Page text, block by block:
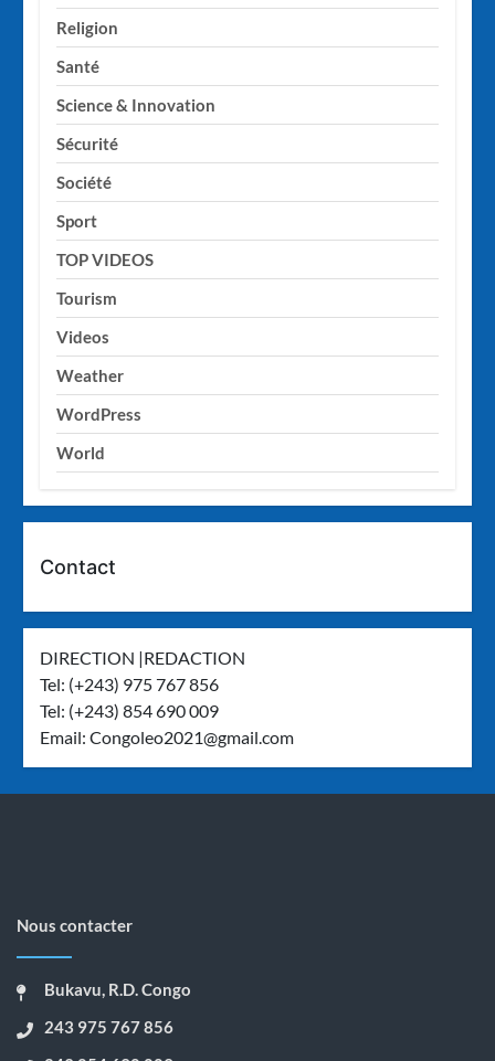
Religion
Santé
Science & Innovation
Sécurité
Société
Sport
TOP VIDEOS
Tourism
Videos
Weather
WordPress
World
Contact
DIRECTION |REDACTION
Tel: (+243) 975 767 856
Tel: (+243) 854 690 009
Email:Congoleo2021@gmail.com
Nous contacter
Bukavu, R.D. Congo
243 975 767 856